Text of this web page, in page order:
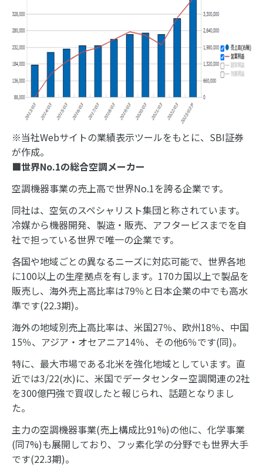
※当社Webサイトの業績表示ツールをもとに、SBI証券
が作成。
■世界No.1の総合空調メーカー
空調機器事業の売上高で世界No.1を誇る企業です。
同社は、空気のスペシャリスト集団と称されています。
冷媒から機器開発、製造・販売、アフタービスまでを自
社で担っている世界で唯一の企業です。
各国や地域ごとの異なるニーズに対応可能で、世界各地
に100以上の生産拠点を有します。170カ国以上で製品を
販売し、海外売上高比率は79％と日本企業の中でも高水
準です(22.3期)。
海外の地域別売上高比率は、米国27％、欧州18％、中国
15％、アジア・オセアニア14％、その他6％です(同)。
特に、最大市場である北米を強化地域としています。直
近では3/22(水)に、米国でデータセンター空調関連の2社
を300億円強で買収したと報じられ、話題となりまし
た。
主力の空調機器事業(売上構成比91%)の他に、化学事業
(同7%)も展開しており、フッ素化学の分野でも世界大手
です(22.3期)。